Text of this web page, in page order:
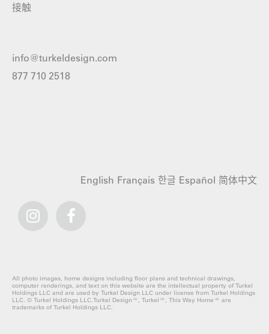
接触
info@turkeldesign.com
877 710 2518
English Français 한글 Español 简体中文
All photo images, home designs including floor plans and technical drawings,
computer renderings, and text on this website are the intellectual property of Turkel
Holdings LLC and are used by Turkel Design LLC under license from Turkel Holdings
LLC. © Turkel Holdings LLC.Turkel Design™, Turkel™, This Way Home™ are
trademarks of Turkel Holdings LLC.